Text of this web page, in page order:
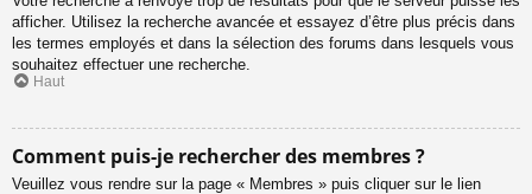
afficher. Utilisez la recherche avancée et essayez d’être plus précis dans
les termes employés et dans la sélection des forums dans lesquels vous
souhaitez effectuer une recherche.
Haut
Comment puis-je rechercher des membres ?
Veuillez vous rendre sur la page « Membres » puis cliquer sur le lien